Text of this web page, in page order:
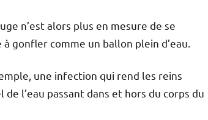
n’est alors plus en mesure de se
gonfler comme un ballon plein d’eau.
une infection qui rend les reins
l’eau passant dans et hors du corps du